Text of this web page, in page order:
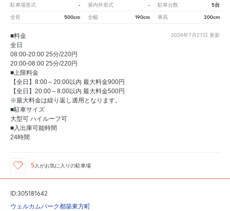
駐車場形式 - 屋内外形式 - 駐車台数 5台
全長 500cm 全幅 190cm 車高 200cm
2026年7月27日 更新
■料金
全日
08:00-20:00 25分/220円
20:00-08:00 25分/220円
■上限料金
【全日】8:00～20:00以内 最大料金900円
【全日】20:00～8:00以内 最大料金500円
※最大料金は繰り返し適用となります。
■駐車サイズ
大型可 ハイルーフ可
■入出庫可能時間
24時間
5人がお気に入りの駐車場
ID:305181642
ウェルカムパーク都築東方町